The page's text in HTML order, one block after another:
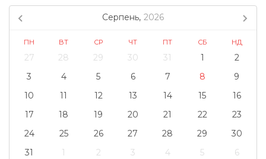
Серпень, 2026
ПН ВТ СР ЧТ ПТ СБ НД
27 28 29 30 31 1
2
3
4 5 6 7 8
9
10
11 12 13 14 15
16
17
18 19 20 21 22
23
24
25 26 27 28 29
30
31
1 2 3 4 5 6